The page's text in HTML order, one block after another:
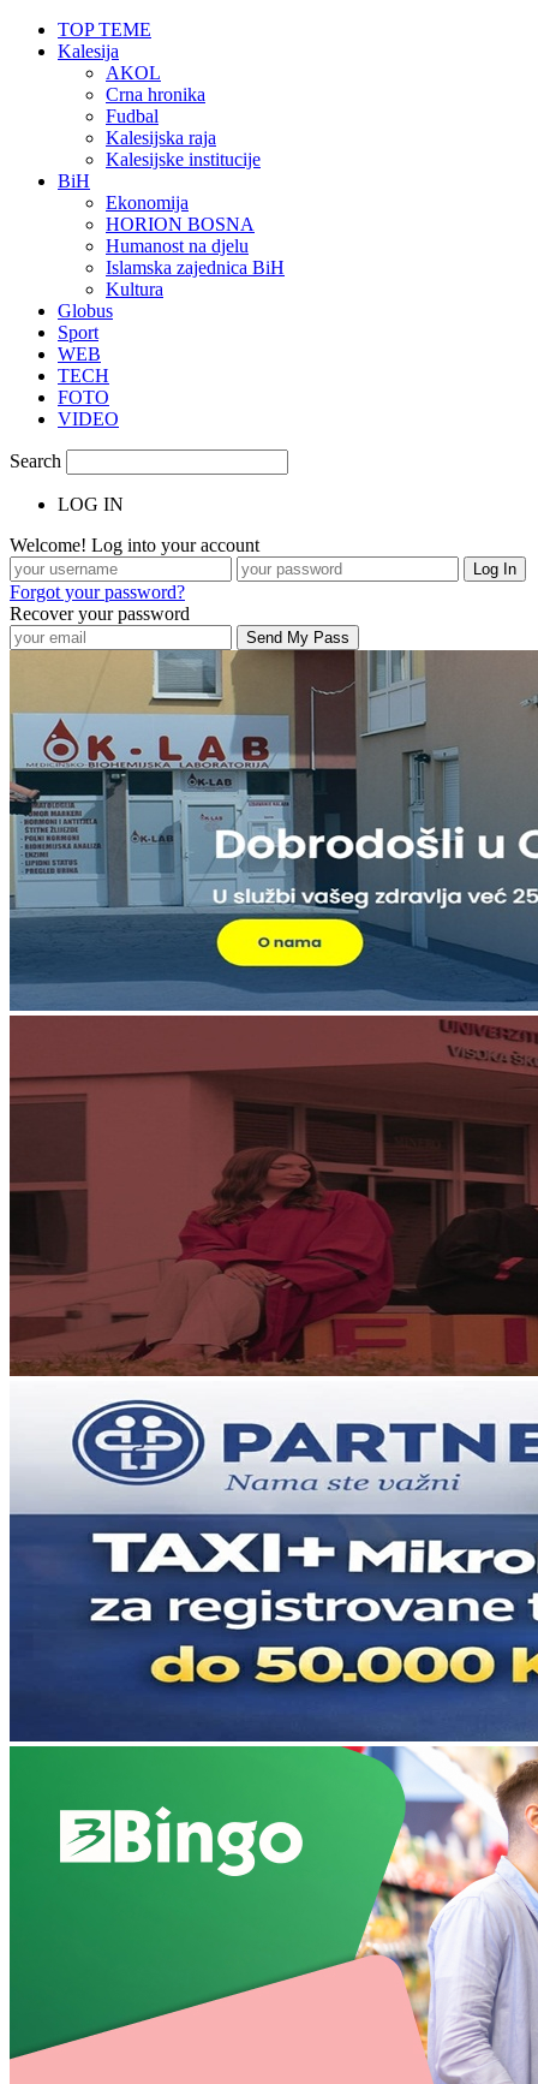
TOP TEME
Kalesija
AKOL
Crna hronika
Fudbal
Kalesijska raja
Kalesijske institucije
BiH
Ekonomija
HORION BOSNA
Humanost na djelu
Islamska zajednica BiH
Kultura
Globus
Sport
WEB
TECH
FOTO
VIDEO
Search
LOG IN
Welcome! Log into your account
Forgot your password?
Recover your password